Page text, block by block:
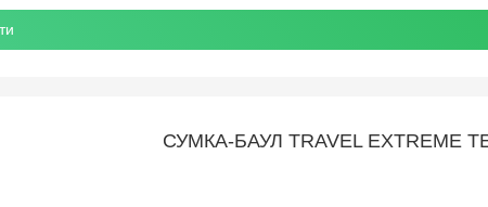
СУМКА-БАУЛ TRAVEL EXTREME